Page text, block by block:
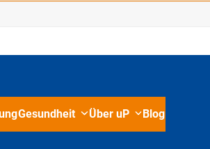
Gesundheit Über uP Blog